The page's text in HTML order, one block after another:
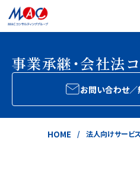
事業承継・会社法
お問い合わせ／
HOME 法人向けサービス